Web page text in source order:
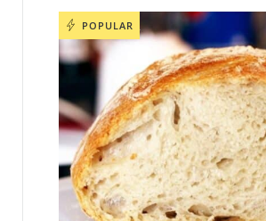
POPULAR